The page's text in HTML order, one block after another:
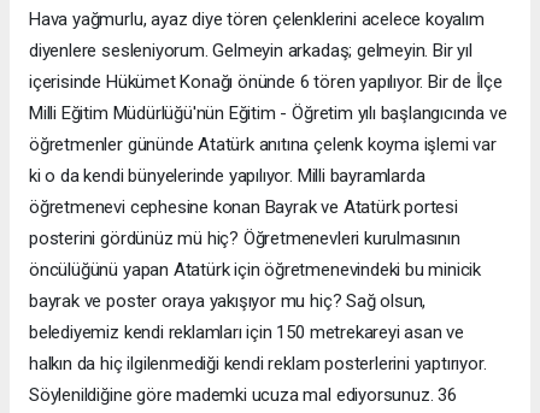
Hava yağmurlu, ayaz diye tören çelenklerini acelece koyalım
diyenlere sesleniyorum. Gelmeyin arkadaş; gelmeyin. Bir yıl
içerisinde Hükümet Konağı önünde 6 tören yapılıyor. Bir de İlçe
Milli Eğitim Müdürlüğü'nün Eğitim - Öğretim yılı başlangıcında ve
öğretmenler gününde Atatürk anıtına çelenk koyma işlemi var
ki o da kendi bünyelerinde yapılıyor. Milli bayramlarda
öğretmenevi cephesine konan Bayrak ve Atatürk portesi
posterini gördünüz mü hiç? Öğretmenevleri kurulmasının
öncülüğünü yapan Atatürk için öğretmenevindeki bu minicik
bayrak ve poster oraya yakışıyor mu hiç? Sağ olsun,
belediyemiz kendi reklamları için 150 metrekareyi asan ve
halkın da hiç ilgilenmediği kendi reklam posterlerini yaptırıyor.
Söylenildiğine göre mademki ucuza mal ediyorsunuz. 36